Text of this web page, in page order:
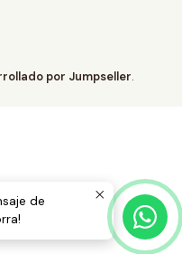
por Jumpseller.
de